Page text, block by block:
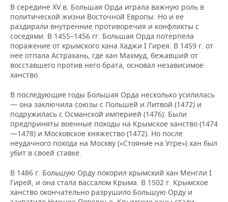
ВОЛЕЙБОЛ
КИБЕРСПОРТ
ФИГУРНОЕ КАТАНИЕ
ВОДНЫЕ ВИДЫ СПОРТА
ХОККЕЙ С МЯЧОМ
ИСТОРИЯ
КУЛЬТУРА
МЕДИЦИНА
ОБРАЗОВАНИЕ
ПРОИСШЕСТВИЯ
СПИСОК ПЕРСОН
СПИСОК КОМПАНИЙ
ПОЛНАЯ ВЕРСИЯ
В середине XV в. Большая Орда играла важную роль в
политической жизни Восточной Европы. Но и ее
раздирали внутренние противоречия и конфликты с
соседями. В 1455–1456 гг. Большая Орда потерпела
поражение от крымского хана Хаджи I Гирея. В 1459 г. от
нее отпала Астрахань, где хан Махмуд, бежавший от
восставшего против него брата, основал независимое
ханство.
В последующие годы Большая Орда несколько усилилась
— она заключила союзы с Польшей и Литвой (1472) и
подружилась с Османской империей (1476). Были
предприняты военные походы на Крымское ханство (1474
—1478) и Московское княжество (1472). Но после
неудачного похода на Москву («Стояние на Угре») хан был
убит в своей ставке.
В 1486 г. Большую Орду покорил крымский хан Менгли I
Гирей, и она стала вассалом Крыма. В 1502 г. Крымское
ханство окончательно разрушило Большую Орду и